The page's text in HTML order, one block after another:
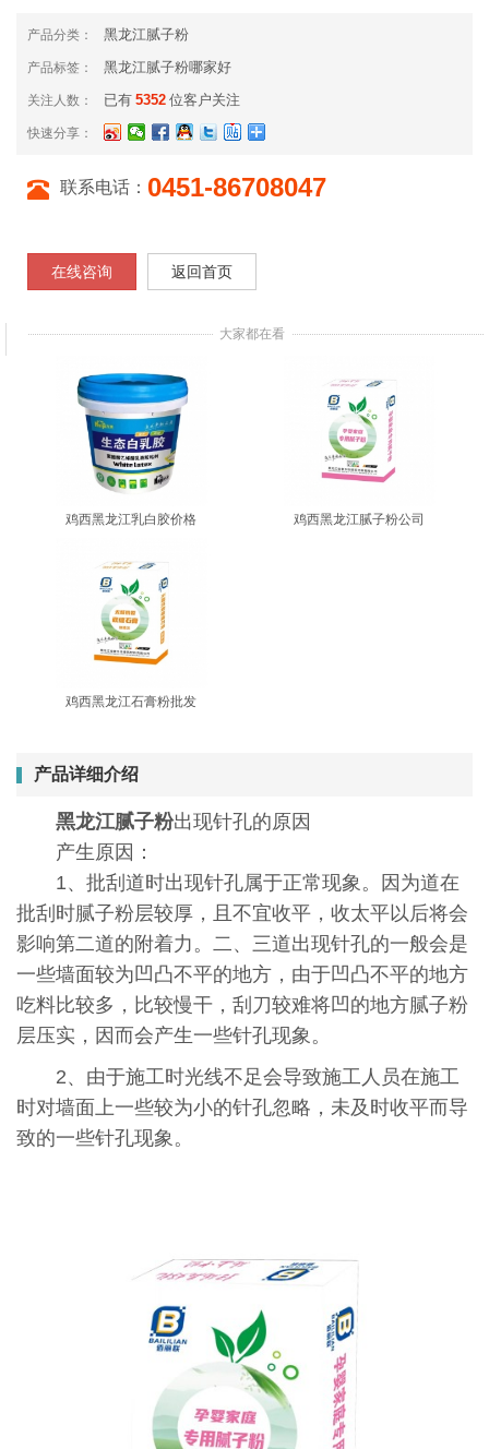
产品分类： 黑龙江腻子粉
产品标签： 黑龙江腻子粉哪家好
关注人数： 已有 5352 位客户关注
快速分享：
联系电话： 0451-86708047
在线咨询 返回首页
大家都在看
鸡西黑龙江乳白胶价格 鸡西黑龙江腻子粉公司
鸡西黑龙江石膏粉批发
产品详细介绍
黑龙江腻子粉出现针孔的原因
产生原因：
1、批刮道时出现针孔属于正常现象。因为道在
批刮时腻子粉层较厚，且不宜收平，收太平以后将会
影响第二道的附着力。二、三道出现针孔的一般会是
一些墙面较为凹凸不平的地方，由于凹凸不平的地方
吃料比较多，比较慢干，刮刀较难将凹的地方腻子粉
层压实，因而会产生一些针孔现象。
2、由于施工时光线不足会导致施工人员在施工
时对墙面上一些较为小的针孔忽略，未及时收平而导
致的一些针孔现象。